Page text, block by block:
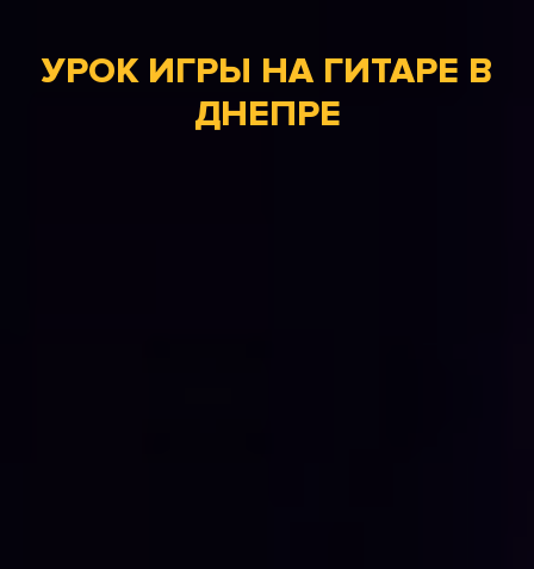
УРОК ИГРЫ НА ГИТАРЕ В
ДНЕПРЕ